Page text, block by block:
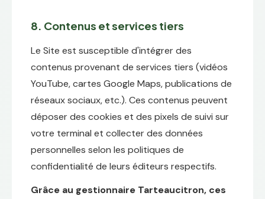
8. Contenus et services tiers
Le Site est susceptible d'intégrer des
contenus provenant de services tiers (vidéos
YouTube, cartes Google Maps, publications de
réseaux sociaux, etc.). Ces contenus peuvent
déposer des cookies et des pixels de suivi sur
votre terminal et collecter des données
personnelles selon les politiques de
confidentialité de leurs éditeurs respectifs.
Grâce au gestionnaire Tarteaucitron, ces